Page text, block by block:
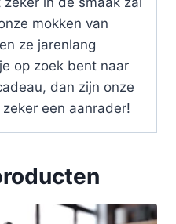
mokken van
ze jarenlang
op zoek bent naar
dan zijn onze
een aanrader!